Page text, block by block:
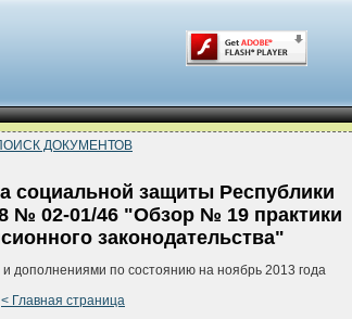
ДОКУМЕНТОВ
социальной защиты Республики
№ 02-01/46 "Обзор № 19 практики
законодательства"
дополнениями по состоянию на ноябрь 2013 года
< Главная страница